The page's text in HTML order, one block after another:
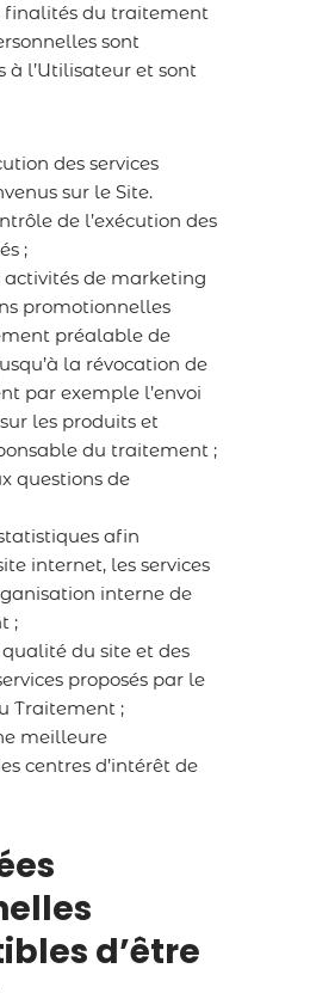
finalités du traitement
sont
à l’Utilisateur et sont
des services
sur le Site.
de l’exécution des
;
activités de marketing
promotionnelles
préalable de
la révocation de
par exemple l’envoi
les produits et
du traitement ;
questions de
afin
internet, les services
interne de
;
du site et des
proposés par le
Traitement ;
meilleure
centres d’intérêt de
d’être